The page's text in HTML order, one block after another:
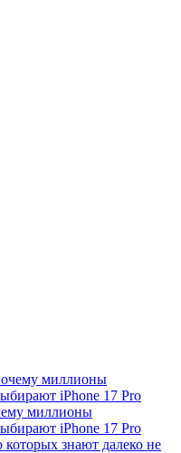
миллионы
iPhone 17 Pro